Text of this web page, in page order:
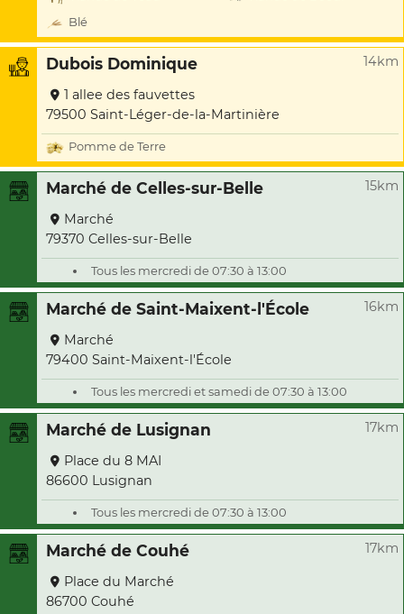
Blé
Dubois Dominique 14km
1 allee des fauvettes
79500 Saint-Léger-de-la-Martinière
Pomme de Terre
Marché de Celles-sur-Belle 15km
Marché
79370 Celles-sur-Belle
Tous les mercredi de 07:30 à 13:00
Marché de Saint-Maixent-l'École 16km
Marché
79400 Saint-Maixent-l'École
Tous les mercredi et samedi de 07:30 à 13:00
Marché de Lusignan 17km
Place du 8 MAI
86600 Lusignan
Tous les mercredi de 07:30 à 13:00
Marché de Couhé 17km
Place du Marché
86700 Couhé